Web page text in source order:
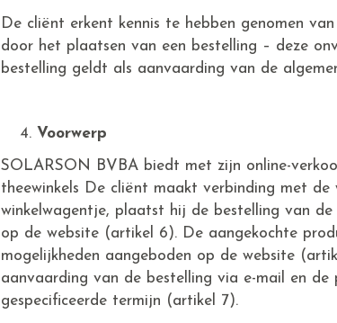
De cliënt erkent kennis te hebben genomen
door het plaatsen van een bestelling – deze
bestelling geldt als aanvaarding van de
Voorwerp
SOLARSON BVBA biedt met zijn online-
theewinkels De cliënt maakt verbinding met
winkelwagentje, plaatst hij de bestelling van
op de website (artikel 6). De aangekochte
mogelijkheden aangeboden op de website
aanvaarding van de bestelling via e-mail en
gespecificeerde termijn (artikel 7).